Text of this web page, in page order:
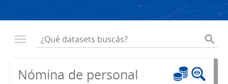
Nómina de personal